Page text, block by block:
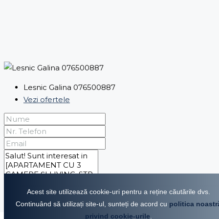
Lesnic Galina 076500887
Vezi ofertele
Prin trimiterea acestui formular sunt de acord cu
Acest site utilizează cookie-uri pentru a reține căutările dvs.
Continuând să utilizați site-ul, sunteți de acord cu politica
privind cookie-urile